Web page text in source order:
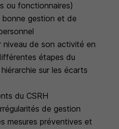
ou fonctionnaires)
bonne gestion et de
niveau de son activité en
étapes du
sur les écarts
du CSRH
de gestion
mesures préventives et